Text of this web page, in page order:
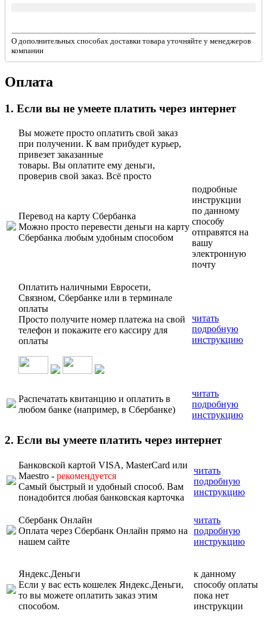
О дополнительных способах доставки товара уточняйте у менеджеров
компании
Оплата
1. Если вы не умеете платить через интернет
Вы можете просто оплатить свой заказ
при получении. К вам прибудет курьер,
привезет заказанные
товары. Вы оплатите ему деньги,
проверив свой заказ. Всё просто
Перевод на карту Сбербанка
Можно просто перевести деньги на карту
Сбербанка любым удобным способом
подробные
инструкции
по данному
способу
отправятся на
вашу
электронную
почту
Оплатить наличными Евросети,
Связном, Сбербанке или в терминале
оплаты
Просто получите номер платежа на свой
телефон и покажите его кассиру для
оплаты
читать
подробную
инструкцию
Распечатать квитанцию и оплатить в
любом банке (например, в Сбербанке)
читать
подробную
инструкцию
2. Если вы умеете платить через интернет
Банковской картой VISA, MasterCard или
Maestro - рекомендуется
Самый быстрый и удобный способ. Вам
понадобится любая банковская карточка
читать
подробную
инструкцию
Сбербанк Онлайн
Оплата через Сбербанк Онлайн прямо на
нашем сайте
читать
подробную
инструкцию
Яндекс.Деньги
Если у вас есть кошелек Яндекс.Деньги,
то вы можете оплатить заказ этим
способом.
к данному
способу оплаты
пока нет
инструкции